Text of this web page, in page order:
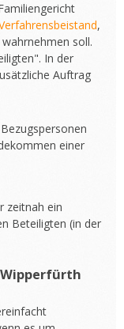
,
soll.
In der
Auftrag
einer
zeitnah ein
Beteiligten (in der